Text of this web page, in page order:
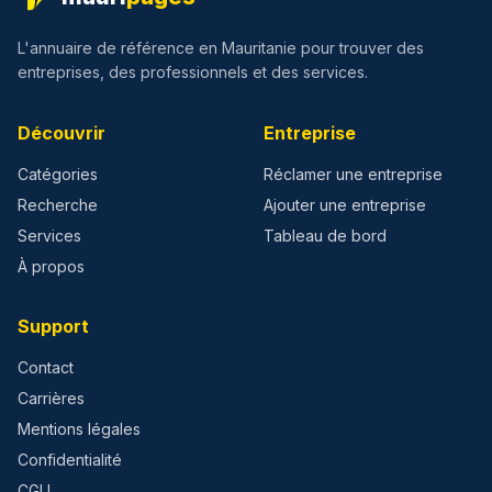
L'annuaire de référence en Mauritanie pour trouver des
entreprises, des professionnels et des services.
Découvrir
Catégories
Recherche
Services
À propos
Entreprise
Réclamer une entreprise
Ajouter une entreprise
Tableau de bord
Support
Contact
Carrières
Mentions légales
Confidentialité